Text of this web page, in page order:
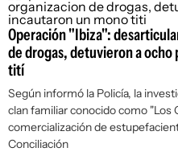
Operación "Ibiza":
de drogas, detuvieron a
tití
Según informó la Policía, la
clan familiar conocido como "Los
comercialización de
Conciliación